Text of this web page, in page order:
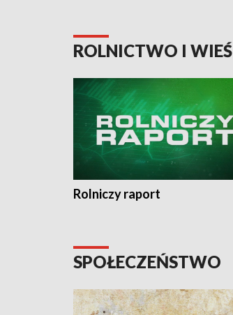
ROLNICTWO I WIEŚ
Rolniczy raport
SPOŁECZEŃSTWO